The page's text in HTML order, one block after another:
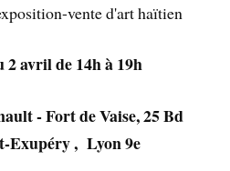
vente d'art haïtien
2 avril de 14h à 19h
- Fort de Vaise, 25 Bd
Exupéry , Lyon 9e